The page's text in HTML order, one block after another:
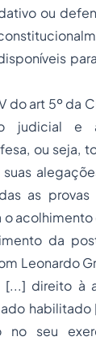
ou
do art 5º da
judicial e
ou seja,
as provas
o
da
Leonardo
[...] direito à
habilitado
no seu